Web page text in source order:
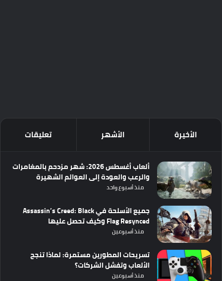
الأخيرة الأشهر تعليقات
ألعاب أغسطس 2026: شهر مزدحم بالمغامرات
والرعب والعودة إلى العوالم الشهيرة
منذ أسبوع واحد
جميع الأسلحة في Assassin’s Creed: Black
Flag Resynced وكيف تحصل عليها
منذ أسبوعين
تسريحات المطورين مستمرة: لماذا تنجح
الألعاب وتفشل الشركات؟
منذ أسبوعين